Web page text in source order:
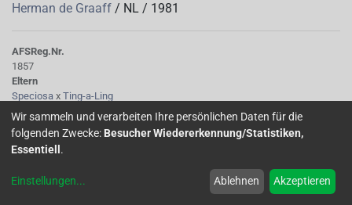
Herman de Graaff / NL / 1981
AFSReg.Nr.
1857
Eltern
Speciosa x Ting-a-Ling
Tubus
grünlich weiß, kurz, mit einem Hauch von Rosa
Sepalen
hellgrün mit einem Hauch von Rosa, hochgebogen
einfach, ohne sichtbare Aderung, weiß
Wir sammeln und verarbeiten Ihre persönlichen Daten für die
folgenden Zwecke: Besucher Wiedererkennung/Statistiken,
Essentiell .
Einstellungen... Ablehnen Akzeptieren